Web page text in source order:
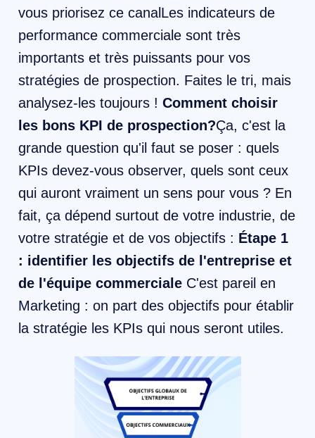
vous priorisez ce canalLes indicateurs de
performance commerciale sont très
importants et très puissants pour vos
stratégies de prospection. Faites le tri, mais
analysez-les toujours ! Comment choisir
les bons KPI de prospection?Ça, c'est la
grande question qu'il faut se poser : quels
KPIs devez-vous observer, quels sont ceux
qui auront vraiment un sens pour vous ? En
fait, ça dépend surtout de votre industrie, de
votre stratégie et de vos objectifs : Étape 1
: identifier les objectifs de l'entreprise et
de l'équipe commerciale C'est pareil en
Marketing : on part des objectifs pour établir
la stratégie les KPIs qui nous seront utiles.